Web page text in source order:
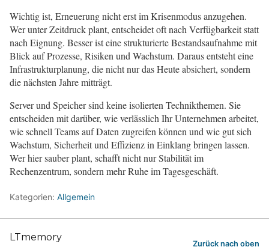
Wichtig ist, Erneuerung nicht erst im Krisenmodus anzugehen.
Wer unter Zeitdruck plant, entscheidet oft nach Verfügbarkeit statt
nach Eignung. Besser ist eine strukturierte Bestandsaufnahme mit
Blick auf Prozesse, Risiken und Wachstum. Daraus entsteht eine
Infrastrukturplanung, die nicht nur das Heute absichert, sondern
die nächsten Jahre mitträgt.
Server und Speicher sind keine isolierten Technikthemen. Sie
entscheiden mit darüber, wie verlässlich Ihr Unternehmen arbeitet,
wie schnell Teams auf Daten zugreifen können und wie gut sich
Wachstum, Sicherheit und Effizienz in Einklang bringen lassen.
Wer hier sauber plant, schafft nicht nur Stabilität im
Rechenzentrum, sondern mehr Ruhe im Tagesgeschäft.
Kategorien: Allgemein
LTmemory
Zurück nach oben